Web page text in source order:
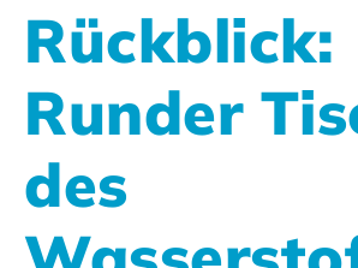
Rückblick:
Runder
des